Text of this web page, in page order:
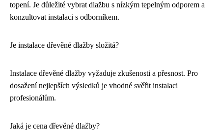
topení. Je důležité vybrat dlažbu s nízkým tepelným odporem a
konzultovat instalaci s odborníkem.
Je instalace dřevěné dlažby složitá?
Instalace dřevěné dlažby vyžaduje zkušenosti a přesnost. Pro
dosažení nejlepších výsledků je vhodné svěřit instalaci
profesionálům.
Jaká je cena dřevěné dlažby?